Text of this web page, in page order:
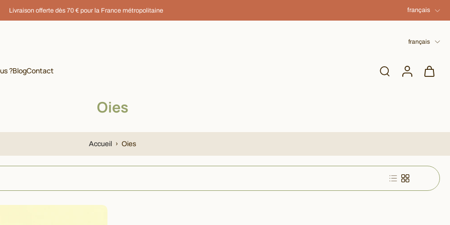
Livraison offerte dès 70 € pour la France métropolitaine français
français
?BlogContact
Oies
Accueil › Oies